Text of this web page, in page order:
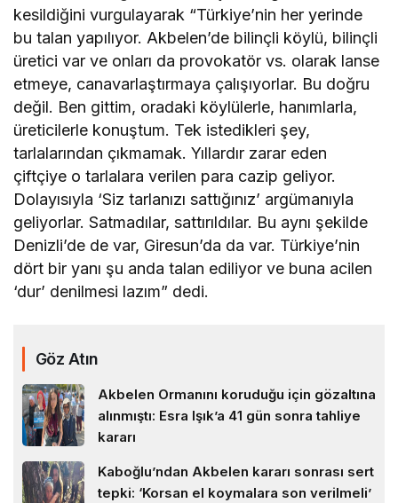
kesildiğini vurgulayarak “Türkiye’nin her yerinde
bu talan yapılıyor. Akbelen’de bilinçli köylü, bilinçli
üretici var ve onları da provokatör vs. olarak lanse
etmeye, canavarlaştırmaya çalışıyorlar. Bu doğru
değil. Ben gittim, oradaki köylülerle, hanımlarla,
üreticilerle konuştum. Tek istedikleri şey,
tarlalarından çıkmamak. Yıllardır zarar eden
çiftçiye o tarlalara verilen para cazip geliyor.
Dolayısıyla ‘Siz tarlanızı sattığınız’ argümanıyla
geliyorlar. Satmadılar, sattırıldılar. Bu aynı şekilde
Denizli’de de var, Giresun’da da var. Türkiye’nin
dört bir yanı şu anda talan ediliyor ve buna acilen
‘dur’ denilmesi lazım” dedi.
Göz Atın
Akbelen Ormanını koruduğu için gözaltına
alınmıştı: Esra Işık’a 41 gün sonra tahliye
kararı
Kaboğlu’ndan Akbelen kararı sonrası sert
tepki: ‘Korsan el koymalara son verilmeli’